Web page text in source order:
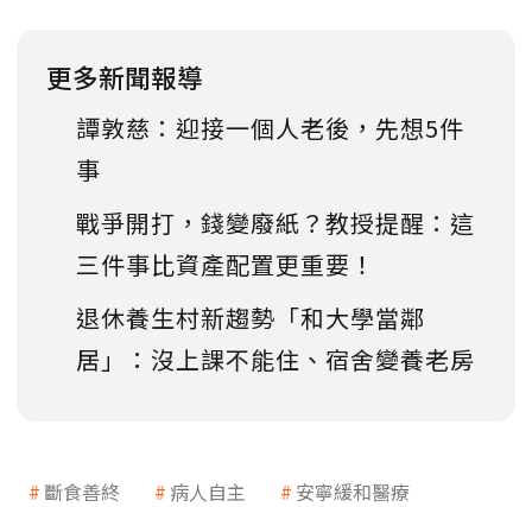
更多新聞報導
譚敦慈：迎接一個人老後，先想5件
事
戰爭開打，錢變廢紙？教授提醒：這
三件事比資產配置更重要！
退休養生村新趨勢「和大學當鄰
居」：沒上課不能住、宿舍變養老房
斷食善終 病人自主
安寧緩和醫療